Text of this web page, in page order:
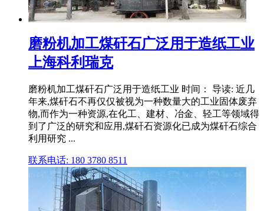
磨粉机加工煤矸石广泛用于造纸工业
上海科利瑞克
磨粉机加工煤矸石广泛用于造纸工业 时间： 导读: 近几
年来,煤矸石不再仅仅被视为一种数量大的工业固体废弃
物,而作为一种资源,在化工、建材、冶金、轻工等领域得
到了广泛的研究和应用,煤矸石资源化已成为煤矸石综合
利用研究 ...
联系电话: 180 3780 8511